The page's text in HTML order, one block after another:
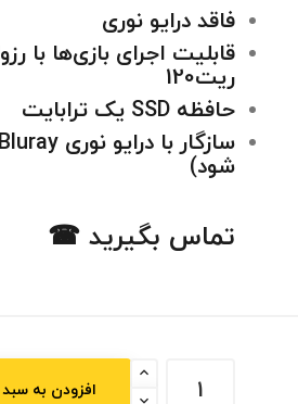
فاقد درایو نوری
ریت120
حافظه SSD یک ترابایت
شود)
تماس بگیرید ☎
افزودن به سبد